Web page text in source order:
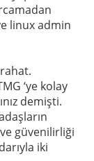
linux admin
‘ye kolay
demişti.
güvenilirliği
iki